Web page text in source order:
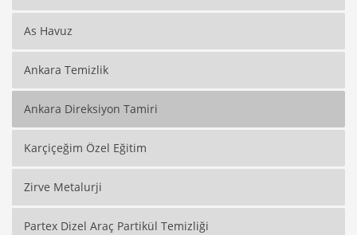
As Havuz
Ankara Temizlik
Ankara Direksiyon Tamiri
Karçiçeğim Özel Eğitim
Zirve Metalurji
Partex Dizel Araç Partikül Temizliği